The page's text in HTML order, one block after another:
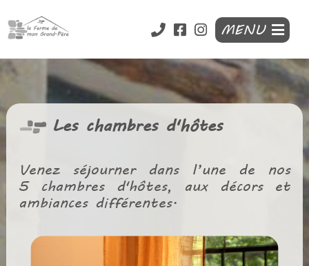
MENU
Les chambres d'hôtes
Venez séjourner dans l’une de nos
5 chambres d'hôtes, aux décors et
ambiances différentes.